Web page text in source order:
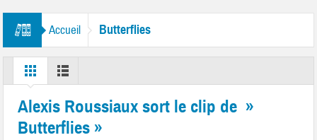
Accueil Butterflies
Alexis Roussiaux sort le clip de »
Butterflies »